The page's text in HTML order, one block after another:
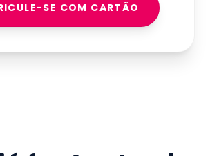
SE COM CARTÃO